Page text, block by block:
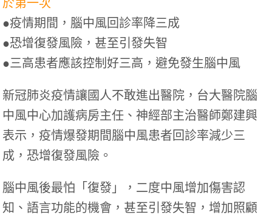
●疫情期間，腦中風回診率降三成
●恐增復發風險，甚至引發失智
●三高患者應該控制好三高，避免發生腦中風
新冠肺炎疫情讓國人不敢進出醫院，台大醫院腦
中風中心加護病房主任、神經部主治醫師鄭建興
表示，疫情爆發期間腦中風患者回診率減少三
成，恐增復發風險。
腦中風後最怕「復發」，二度中風增加傷害認
知、語言功能的機會，甚至引發失智，增加照顧